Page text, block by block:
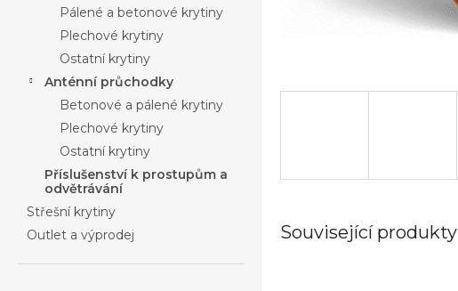
Pálené a betonové krytiny
Plechové krytiny
Ostatní krytiny
Anténní průchodky
Betonové a pálené krytiny
Plechové krytiny
Ostatní krytiny
Příslušenství k prostupům a
odvětrávání
Střešní krytiny
Outlet a výprodej
Související produkty